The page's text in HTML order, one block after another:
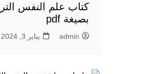
كتاب علم النفس
بصيغة pdf
admin يناير 3, 2024